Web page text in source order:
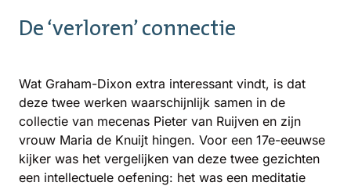
De ‘verloren’ connectie
Wat Graham-Dixon extra interessant vindt, is dat
deze twee werken waarschijnlijk samen in de
collectie van mecenas Pieter van Ruijven en zijn
vrouw Maria de Knuijt hingen. Voor een 17e-eeuwse
kijker was het vergelijken van deze twee gezichten
een intellectuele oefening: het was een meditatie